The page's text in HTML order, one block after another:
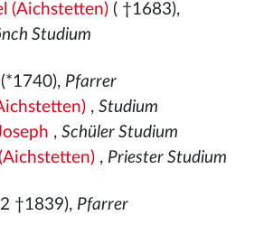
(Aichstetten)( †1683),
Studium
Pfarrer
, Studium
, Schüler Studium
, Priester Studium
†1839), Pfarrer